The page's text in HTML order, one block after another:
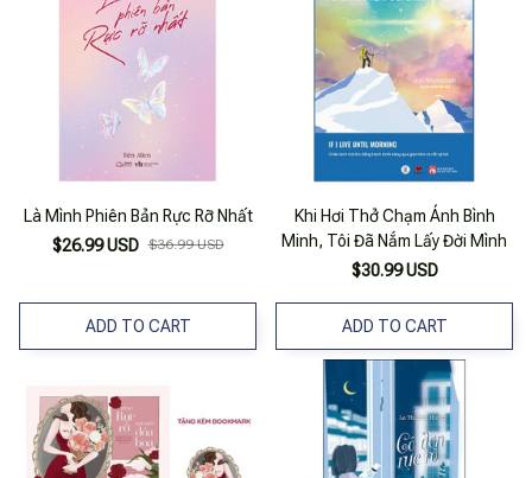
Là Mình Phiên Bản Rực Rỡ Nhất
$26.99 USD $36.99 USD
ADD TO CART
Khi Hơi Thở Chạm Ánh Bình
Minh, Tôi Đã Nắm Lấy Đời Mình
$30.99 USD
ADD TO CART